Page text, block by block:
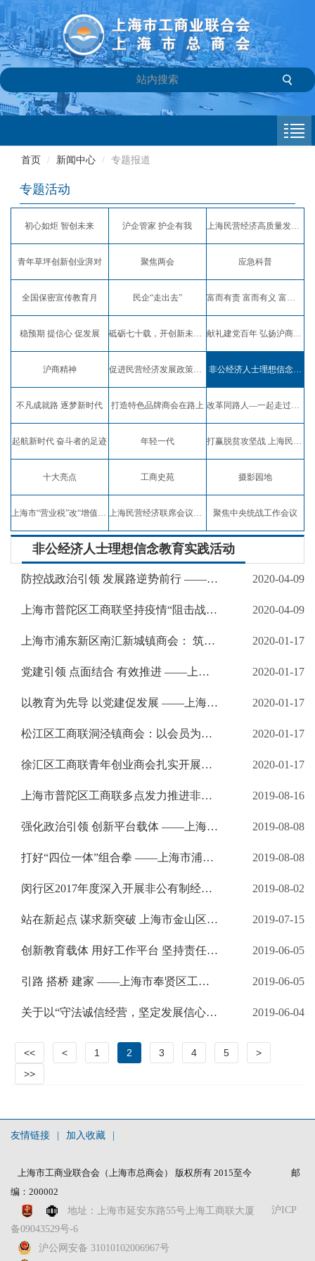
商会介绍
会员专栏
参政议政
信息库
首页 / 新闻中心 / 专题报道
专题活动
初心如炬 智创未来 沪企管家 护企有我 上海民营经济高质量发展服务月
青年草坪创新创业湃对 聚焦两会 应急科普
全国保密宣传教育月 民企“走出去” 富而有责 富而有义 富而有爱
稳预期 提信心 促发展 砥砺七十载，开创新未来，弘扬沪商精神 献礼建党百年 弘扬沪商精神
沪商精神 促进民营经济发展政策宣讲 非公经济人士理想信念教育实践活动
不凡成就路 逐梦新时代 打造特色品牌商会在路上 改革同路人—一起走过四十年
起航新时代 奋斗者的足迹 年轻一代 打赢脱贫攻坚战 上海民企在行动
十大亮点 工商史苑 摄影园地
上海市“营业税”改“增值税”试点专题报道 上海民营经济联席会议专题报道 聚焦中央统战工作会议
非公经济人士理想信念教育实践活动
防控战政治引领 发展路逆势前行 ——上海市浦东新区工商联在新冠肺炎疫情防控工作中抓好理想信念教育 2020-04-09
上海市普陀区工商联坚持疫情“阻击战”和经济“保卫战”两手抓、两促进 2020-04-09
上海市浦东新区南汇新城镇商会： 筑牢信念固根基 借力临港扬新帆 在推进理想信念教育中谋发展 2020-01-17
党建引领 点面结合 有效推进 ——上海市普陀区工商联长风新村街道商会理想信念教育几点做法 2020-01-17
以教育为先导 以党建促发展 ——上海市崇明区新海镇商会 深入开展非公有制经济人士理想信念教育 2020-01-17
松江区工商联洞泾镇商会：以会员为主体 以产业为先导 积极发挥非公有制经济人士理想信念教育指导点作用 2020-01-17
徐汇区工商联青年创业商会扎实开展非公有制经济人士理想信念教育 2020-01-17
上海市普陀区工商联多点发力推进非公有制经济人士理想信念教育 2019-08-16
强化政治引领 创新平台载体 ——上海市嘉定区工商联加强理想信念教育助力年轻一代青年企业家创新创业 2019-08-08
打好“四位一体”组合拳 ——上海市浦东新区工商联深入开展非公有制经济人士理想信念教育工作 2019-08-08
闵行区2017年度深入开展非公有制经济人士 理想信念教育实践活动阶段性工作总结 2019-08-02
站在新起点 谋求新突破 上海市金山区工商联不断推进年轻一代非公有制经济人士工作持续有效开展 2019-07-15
创新教育载体 用好工作平台 坚持责任担当 ——上海宝山区工商联扎实开展非公有制经济人士理想信念教育 2019-06-05
引路 搭桥 建家 ——上海市奉贤区工商联以理想信念教育为牵引 抓好年轻一代非公有制经济人士教育培养 2019-06-05
关于以“守法诚信经营，坚定发展信心”为重点 深入开展非公有制经济人士理想信念教育工作方案 2019-06-04
<< < 1 2 3 4 5
>
>>
友情链接 加入收藏
上海市工商业联合会（上海市总商会） 版权所有 2015至今
邮
编：200002
地址：上海市延安东路55号上海工商联大厦
沪ICP
备09043529号-6
沪公网安备 31010102006967号